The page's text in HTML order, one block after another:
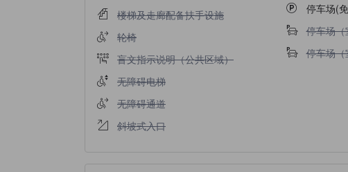
不提供楼梯及走廊配备扶手设施
楼梯及走廊配备扶手设施
不提供轮椅
轮椅
不提供盲文指示说明（公共区域）
盲文指示说明（公共区域）
不提供无障碍电梯
无障碍电梯
不提供无障碍通道
无障碍通道
不提供斜坡式入口
斜坡式入口
停车场(
不提供停
停车场（
不提供停
停车场（